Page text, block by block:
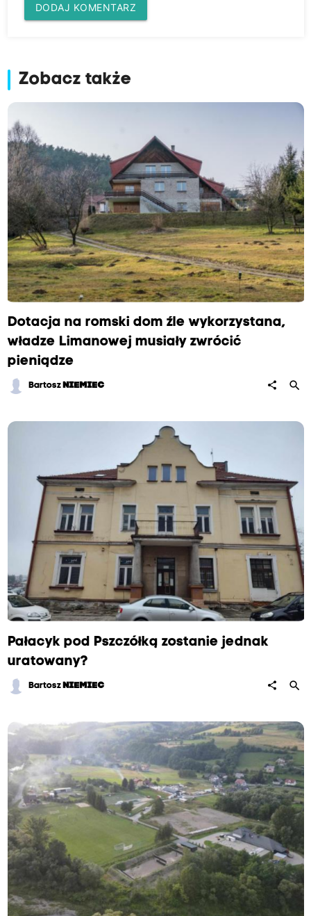
DODAJ KOMENTARZ
Zobacz także
Dotacja na romski dom źle wykorzystana,
władze Limanowej musiały zwrócić
pieniądze
Bartosz NIEMIEC share search
Pałacyk pod Pszczółką zostanie jednak
uratowany?
Bartosz NIEMIEC share search